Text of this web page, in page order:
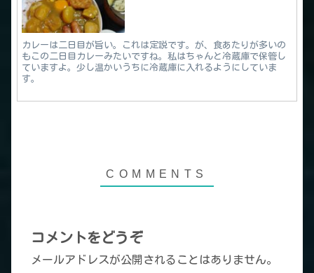
カレーは二日目が旨い。これは定説です。が、食あたりが多いの
もこの二日目カレーみたいですね。私はちゃんと冷蔵庫で保管し
ていますよ。少し温かいうちに冷蔵庫に入れるようにしていま
す。
コメントをどうぞ
メールアドレスが公開されることはありません。